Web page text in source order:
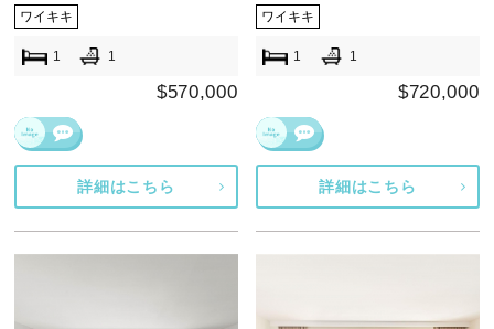
ワイキキ
1 1
$570,000
詳細はこちら
ワイキキ
1 1
$720,000
詳細はこちら